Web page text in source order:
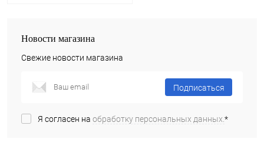
Новости магазина
Свежие новости магазина
Подписаться
Я согласен на обработку персональных данных.*